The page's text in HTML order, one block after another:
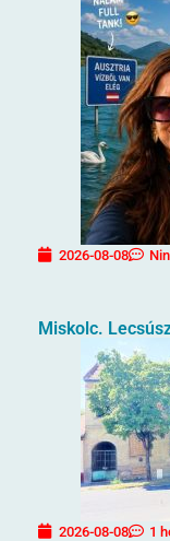
2026-08-08
Miskolc.
2026-08-08 1